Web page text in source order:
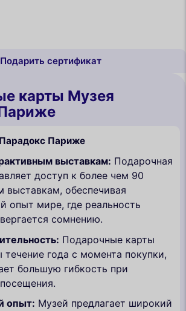
Подарить сертификат
карты Музея
Париже
выставкам: Подарочная
доступ к более чем 90
выставкам, обеспечивая
опыт мире, где реальность
сомнению.
Подарочные карты
течение года с момента покупки,
большую гибкость при
опыт: Музей предлагает широкий